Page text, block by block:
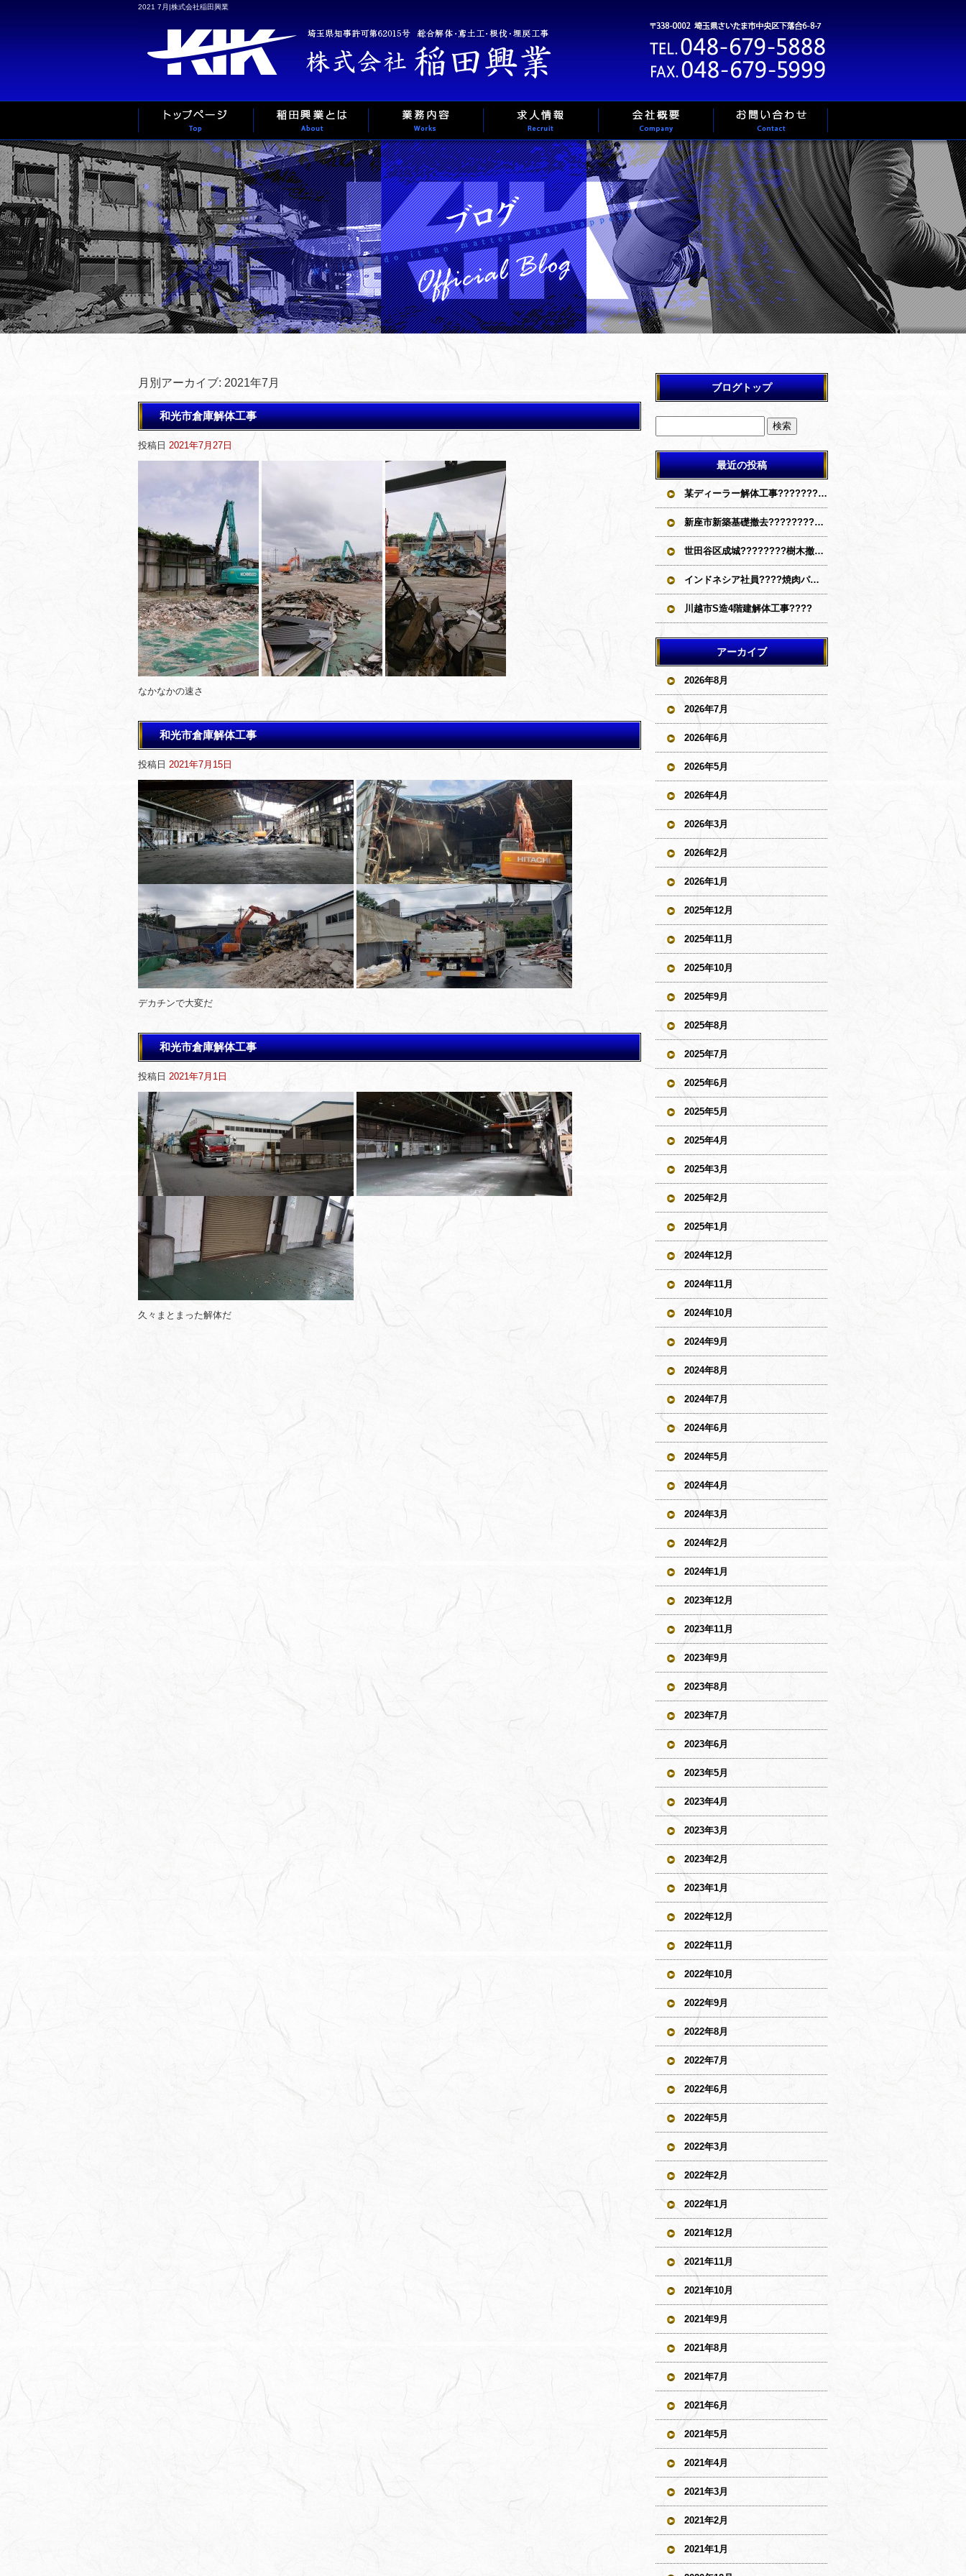
2021 7月|株式会社稲田興業
月別アーカイブ: 2021年7月
和光市倉庫解体工事
投稿日 2021年7月27日
なかなかの速さ
和光市倉庫解体工事
投稿日 2021年7月15日
デカチンで大変だ
和光市倉庫解体工事
投稿日 2021年7月1日
久々まとまった解体だ
ブログトップ
最近の投稿
某ディーラー解体工事????????????
新座市新築基礎撤去????????????
世田谷区成城????‍????樹木撤去????????????
インドネシア社員????焼肉パーティー
川越市S造4階建解体工事????
アーカイブ
2026年8月
2026年7月
2026年6月
2026年5月
2026年4月
2026年3月
2026年2月
2026年1月
2025年12月
2025年11月
2025年10月
2025年9月
2025年8月
2025年7月
2025年6月
2025年5月
2025年4月
2025年3月
2025年2月
2025年1月
2024年12月
2024年11月
2024年10月
2024年9月
2024年8月
2024年7月
2024年6月
2024年5月
2024年4月
2024年3月
2024年2月
2024年1月
2023年12月
2023年11月
2023年9月
2023年8月
2023年7月
2023年6月
2023年5月
2023年4月
2023年3月
2023年2月
2023年1月
2022年12月
2022年11月
2022年10月
2022年9月
2022年8月
2022年7月
2022年6月
2022年5月
2022年3月
2022年2月
2022年1月
2021年12月
2021年11月
2021年10月
2021年9月
2021年8月
2021年7月
2021年6月
2021年5月
2021年4月
2021年3月
2021年2月
2021年1月